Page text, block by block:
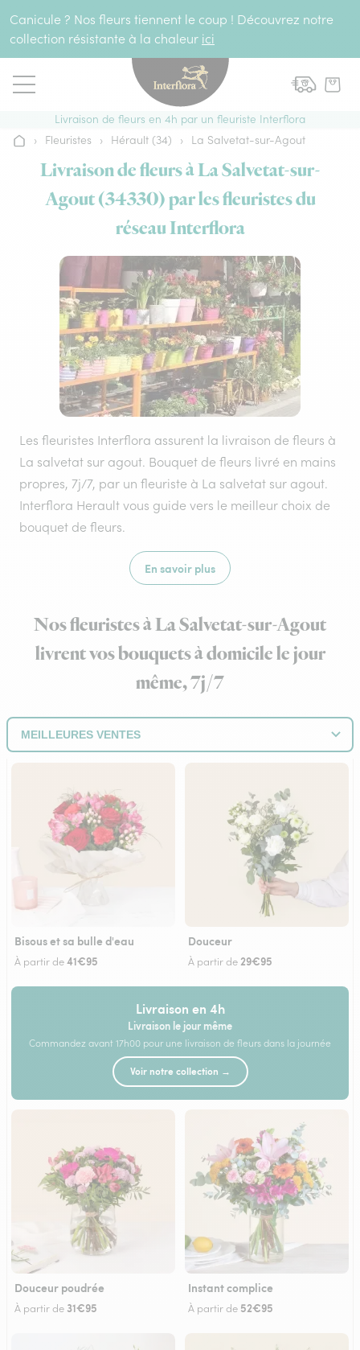
Canicule ? Nos fleurs tiennent le coup ! Découvrez notre
collection résistante à la chaleur ici
Livraison de fleurs en 4h par un fleuriste Interflora
Accueil
› Fleuristes › Hérault (34) › La Salvetat-sur-Agout
Livraison de fleurs à La Salvetat-sur-
Agout (34330) par les fleuristes du
réseau Interflora
Les fleuristes Interflora assurent la livraison de fleurs à
La salvetat sur agout. Bouquet de fleurs livré en mains
propres, 7j/7, par un fleuriste à La salvetat sur agout.
Interflora Herault vous guide vers le meilleur choix de
bouquet de fleurs.
En savoir plus
Nos fleuristes à La Salvetat-sur-Agout
livrent vos bouquets à domicile le jour
même, 7j/7
Bisous et sa bulle d'eau
À partir de41€95
Douceur
À partir de 29€95
Livraison en 4h
Livraison le jour même
Commandez avant 17h00 pour une livraison de fleurs dans la journée
Voir notre collection →
Douceur poudrée
À partir de 31€95
Instant complice
À partir de 52€95